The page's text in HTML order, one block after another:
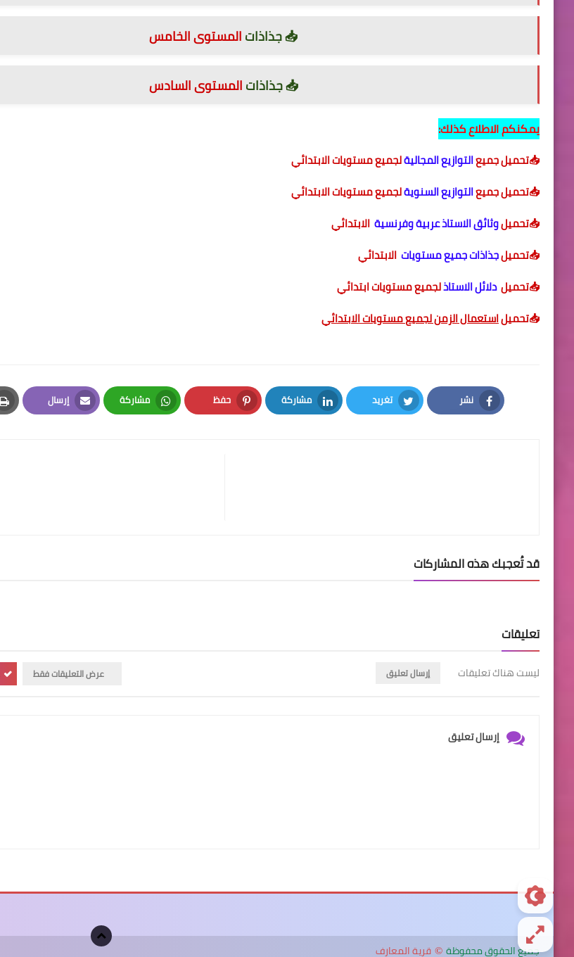
📥 جذاذاتالمستوى الخامس
📥 جذاذاتالمستوى السادس
يمكنكم الاطلاع كذلك:
📥تحميل جميعالتوازيع المجاليةلجميع مستويات الابتدائي
📥تحميل جميعالتوازيع السنويةلجميع مستويات الابتدائي
📥تحميلوثائق الاستاذ عربية وفرنسية الابتدائي
📥تحميلجذاذات جميع مستويات الابتدائي
📥تحميل دلائل الاستاذلجميعمستويات ابتدائي
📥تحميلاستعمال الزمن لجميع مستويات الابتدائي
نشر
Facebook
تغريد
Twitter
مشاركة
LinkedIn
حفظ
Pinterest
مشاركة
Whatsapp
إرسال
Email
قد تُعجبك هذه المشاركات
تعليقات
ليست هناك تعليقات إرسال تعليق عرض التعليقات فقط
إرسال تعليق
جميع الحقوق محفوظة © قرية المعارف